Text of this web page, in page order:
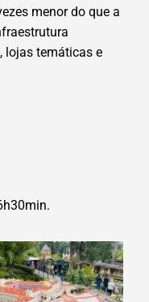
menor do que a
lojas temáticas e